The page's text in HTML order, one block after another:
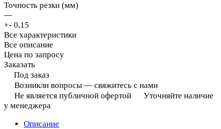
Точность резки (мм)
—
+- 0,15
Все характеристики
Все описание
Цена по запросу
Заказать
Под заказ
Возникли вопросы — свяжитесь с нами
Не является публичной офертой
Уточняйте наличие
у менеджера
Описание